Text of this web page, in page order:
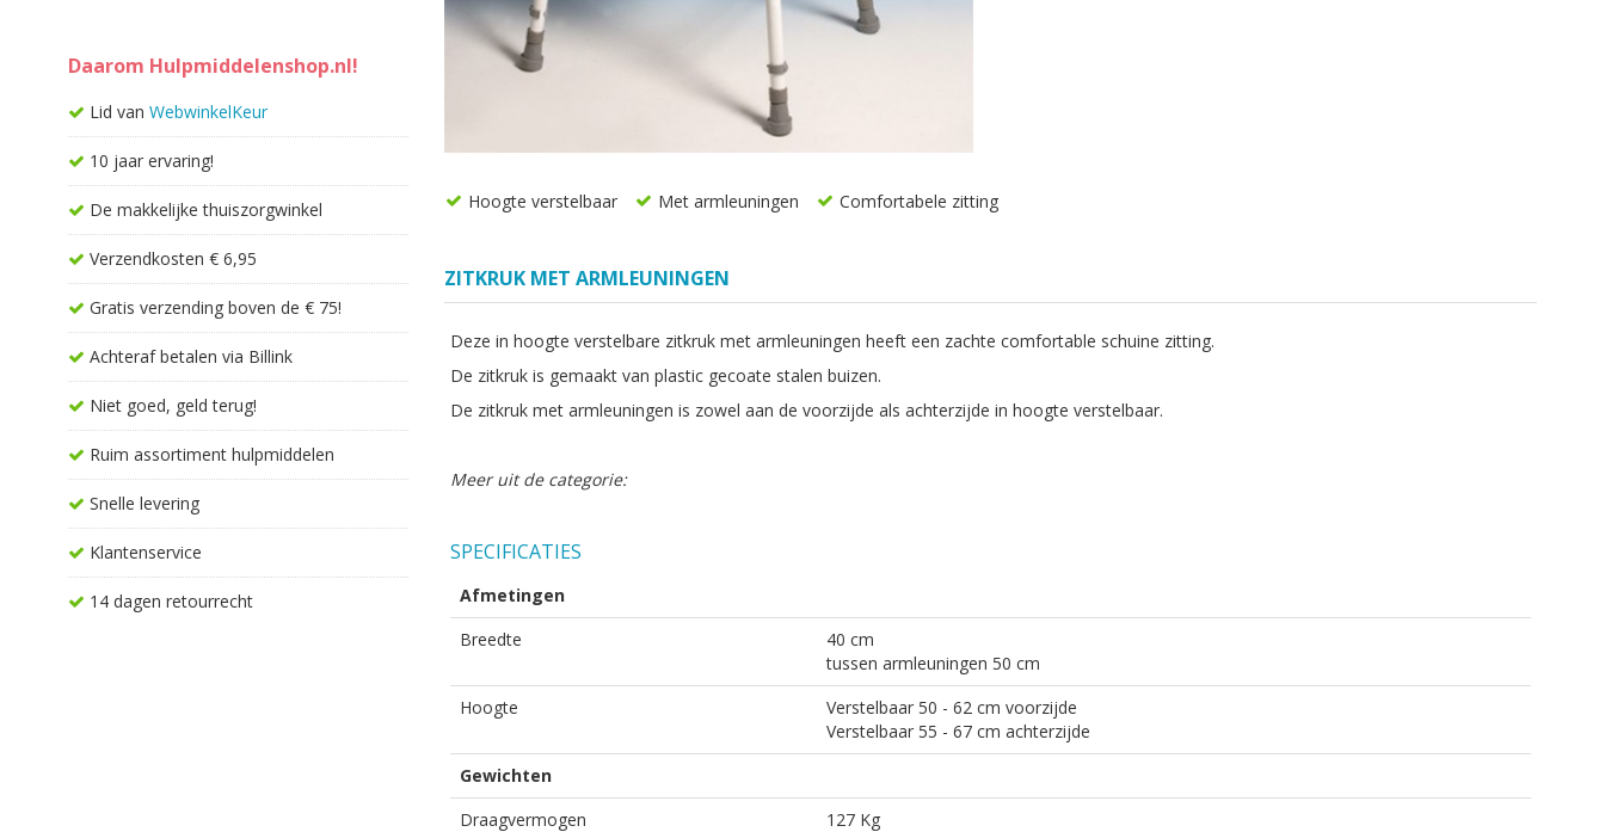
Hoogte verstelbaar Met armleuningen Comfortabele zitting
ZITKRUK MET ARMLEUNINGEN
Deze in hoogte verstelbare zitkruk met armleuningen heeft een zachte comfortable schuine zitting.
De zitkruk is gemaakt van plastic gecoate stalen buizen.
De zitkruk met armleuningen is zowel aan de voorzijde als achterzijde in hoogte verstelbaar.
Meer uit de categorie:
SPECIFICATIES
Afmetingen
Breedte
40 cm
tussen armleuningen 50 cm
Hoogte
Verstelbaar 50 - 62 cm voorzijde
Verstelbaar 55 - 67 cm achterzijde
Gewichten
Draagvermogen
127 Kg
Daarom Hulpmiddelenshop.nl!
Lid vanWebwinkelKeur
10 jaar ervaring!
De makkelijke thuiszorgwinkel
Verzendkosten € 6,95
Gratis verzending boven de € 75!
Achteraf betalen via Billink
Niet goed, geld terug!
Ruim assortiment hulpmiddelen
Snelle levering
Klantenservice
14 dagen retourrecht